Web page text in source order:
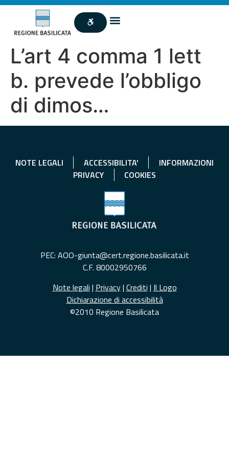
L’art 4 comma 1 lett
b. prevede l’obbligo
di dimos…
NOTE LEGALI ACCESSIBILITA'
INFORMAZIONI
PRIVACY
COOKIES
PEC: AOO-giunta@cert.regione.basilicata.it
C.F. 80002950766
Note legali | Privacy| Crediti | Il Logo
Dichiarazione di accessibilità
©2010 Regione Basilicata